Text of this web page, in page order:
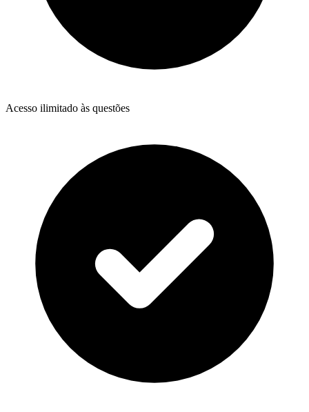
Acesso ilimitado às questões